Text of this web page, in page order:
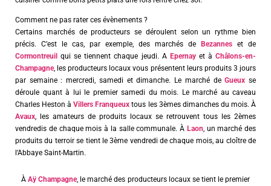
Comment ne pas rater ces évènements ?
Certains marchés de producteurs se déroulent selon un rythme bien
précis. C’est le cas, par exemple, des marchés de
Bezannes et de
Cormontreuil qui se tiennent chaque jeudi. A Epernay et àChâlons-en-
Champagne, les producteurs locaux vous présentent leurs produits 3 jours
par semaine : mercredi, samedi et dimanche. Le marché deGueux se
déroule quant à lui le premier samedi du mois. Le marché au caveau
Charles Heston àVillers Franqueux tous les 3èmes dimanches du mois. À
Avaux, les amateurs de produits locaux se retrouvent tous les 2èmes
vendredis de chaque mois à la salle communale. À Laon, un marché des
produits du terroir se tient le 3ème vendredi de chaque mois, au cloître de
l’Abbaye Saint-Martin.
ÀAÿ Champagne, le marché des producteurs locaux se tient le premier